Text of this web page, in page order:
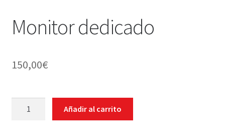
Monitor dedicado
150,00€
Añadir al carrito